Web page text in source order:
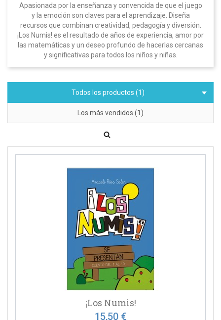
Apasionada por la enseñanza y convencida de que el juego
y la emoción son claves para el aprendizaje. Diseña
recursos que combinan creatividad, pedagogía y diversión.
¡Los Numis! es el resultado de años de experiencia, amor por
las matemáticas y un deseo profundo de hacerlas cercanas
y significativas para todos los niños y niñas.
Todos los productos (1)
Los más vendidos (1)
¡Los Numis!
15,50 €